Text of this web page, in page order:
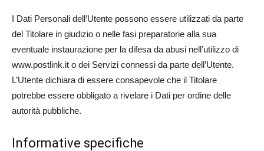
I Dati Personali dell’Utente possono essere utilizzati da parte
del Titolare in giudizio o nelle fasi preparatorie alla sua
eventuale instaurazione per la difesa da abusi nell’utilizzo di
www.postlink.it o dei Servizi connessi da parte dell’Utente.
L’Utente dichiara di essere consapevole che il Titolare
potrebbe essere obbligato a rivelare i Dati per ordine delle
autorità pubbliche.
Informative specifiche